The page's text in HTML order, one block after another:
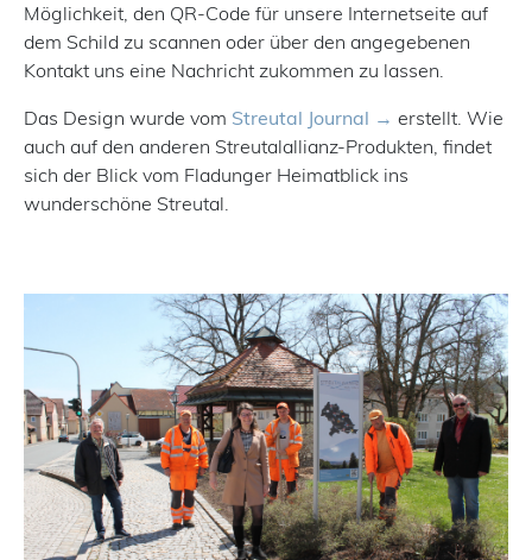
Möglichkeit, den QR-Code für unsere Internetseite auf
dem Schild zu scannen oder über den angegebenen
Kontakt uns eine Nachricht zukommen zu lassen.
Das Design wurde vom Streutal Journal
erstellt. Wie
auch auf den anderen Streutalallianz-Produkten, findet
sich der Blick vom Fladunger Heimatblick ins
wunderschöne Streutal.